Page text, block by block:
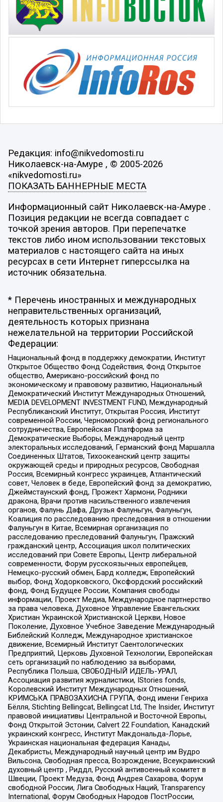
Редакция: info@nikvedomosti.ru
Николаевск-на-Амуре , © 2005-2026
«nikvedomosti.ru»
ПОКАЗАТЬ БАННЕРНЫЕ МЕСТА
Информационный сайт Николаевск-на-Амуре .
Позиция редакции не всегда совпадает с
точкой зрения авторов. При перепечатке
текстов либо ином использовании текстовых
материалов с настоящего сайта на иных
ресурсах в сети Интернет гиперссылка на
источник обязательна.
* Перечень иностранных и международных
неправительственных организаций,
деятельность которых признана
нежелательной на территории Российской
Федерации:
Национальный фонд в поддержку демократии, Институт
Открытое Общество Фонд Содействия, Фонд Открытое
общество, Американо-российский фонд по
экономическому и правовому развитию, Национальный
Демократический Институт Международных Отношений,
MEDIA DEVELOPMENT INVESTMENT FUND, Международный
Республиканский Институт, Открытая Россия, Институт
современной России, Черноморский фонд регионального
сотрудничества, Европейская Платформа за
Демократические Выборы, Международный центр
электоральных исследований, Германский фонд Маршалла
Соединенных Штатов, Тихоокеанский центр защиты
окружающей среды и природных ресурсов, Свободная
Россия, Всемирный конгресс украинцев, Атлантический
совет, Человек в беде, Европейский фонд за демократию,
Джеймстаунский фонд, Прожект Хармони, Родники
дракона, Врачи против насильственного извлечения
органов, Фалунь Дафа, Друзья Фалуньгун, Фалуньгун,
Коалиция по расследованию преследования в отношении
Фалуньгун в Китае, Всемирная организация по
расследованию преследований Фалуньгун, Пражский
гражданский центр, Ассоциация школ политических
исследований при Совете Европы, Центр либеральной
современности, Форум русскоязычных европейцев,
Немецко-русский обмен, Бард колледж, Европейский
выбор, Фонд Ходорковского, Оксфордский российский
фонд, Фонд Будущее России, Компания свободы
информации, Проект Медиа, Международное партнерство
за права человека, Духовное Управление Евангельских
Христиан Украинской Христианской Церкви, Новое
Поколение, Духовное Учебное Заведение Международный
Библейский Колледж, Международное христианское
движение, Всемирный Институт Саентологических
Предприятий, Церковь Духовной Технологии, Европейская
сеть организаций по наблюдению за выборами,
Республика Польша, СВОБОДНЫЙ ИДЕЛЬ-УРАЛ,
Ассоциация развития журналистики, IStories fonds,
Королевский Институт Международных Отношений,
КРИМСЬКА ПРАВОЗАХИСНА ГРУПА, Фонд имени Генриха
Бёлля, Stichting Bellingcat, Bellingcat Ltd, The Insider, Институт
правовой инициативы Центральной и Восточной Европы,
Фонд Открытой Эстонии, Calvert 22 Foundation, Канадский
украинский конгресс, Институт Макдональда-Лорье,
Украинская национальная федерация Канады,
Декабристы, Международный научный центр им Вудро
Вильсона, Свободная пресса, Возрождение, Всеукраинский
духовный центр , Риддл, Русский антивоенный комитет в
Швеции, Проект Медуза, Фонд Андрея Сахарова, Форум
свободной России, Лига Свободных Наций, Transparеncy
International, Форум Свободных Народов ПостРоссии,